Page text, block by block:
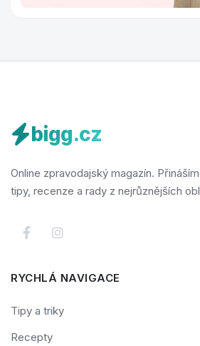
bigg.cz
Online zpravodajský magazín.
tipy, recenze a rady z nejrůznějších
RYCHLÁ NAVIGACE
Tipy a triky
Recepty